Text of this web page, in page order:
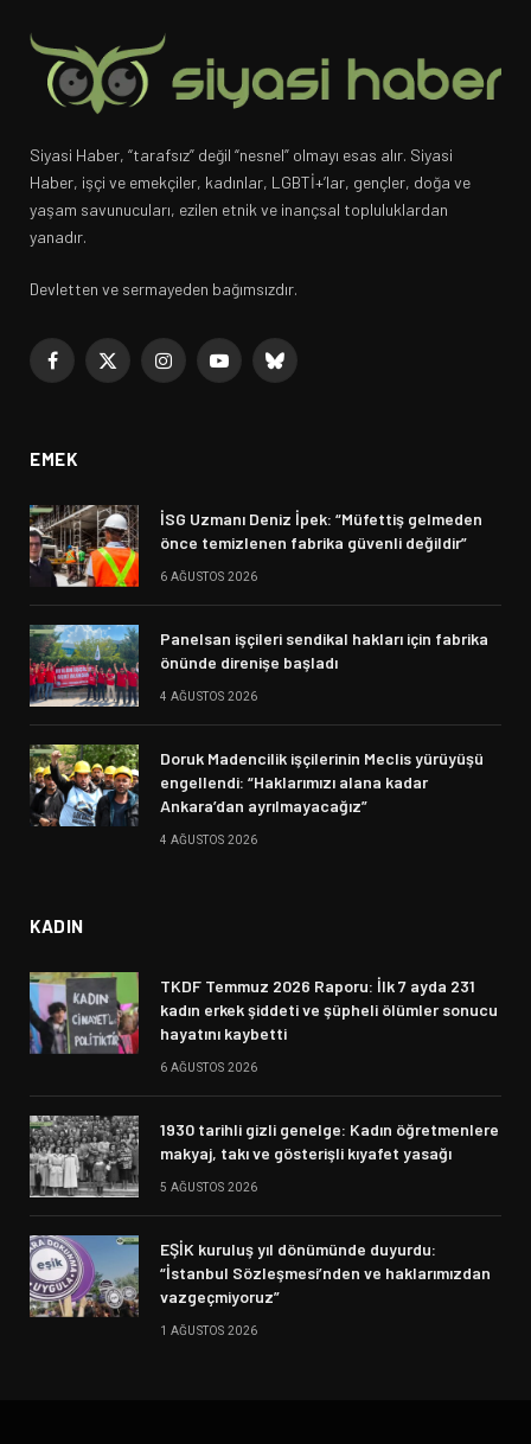
Siyasi Haber, “tarafsız” değil “nesnel” olmayı esas alır. Siyasi
Haber, işçi ve emekçiler, kadınlar, LGBTİ+’lar, gençler, doğa ve
yaşam savunucuları, ezilen etnik ve inançsal topluluklardan
yanadır.
Devletten ve sermayeden bağımsızdır.
Facebook
X
InstagramYouTubeBluesky
EMEK
İSG Uzmanı Deniz İpek: “Müfettiş gelmeden
önce temizlenen fabrika güvenli değildir”
6 AĞUSTOS 2026
Panelsan işçileri sendikal hakları için fabrika
önünde direnişe başladı
4 AĞUSTOS 2026
Doruk Madencilik işçilerinin Meclis yürüyüşü
engellendi: “Haklarımızı alana kadar
Ankara’dan ayrılmayacağız”
4 AĞUSTOS 2026
KADIN
TKDF Temmuz 2026 Raporu: İlk 7 ayda 231
kadın erkek şiddeti ve şüpheli ölümler sonucu
hayatını kaybetti
6 AĞUSTOS 2026
1930 tarihli gizli genelge: Kadın öğretmenlere
makyaj, takı ve gösterişli kıyafet yasağı
5 AĞUSTOS 2026
EŞİK kuruluş yıl dönümünde duyurdu:
“İstanbul Sözleşmesi’nden ve haklarımızdan
vazgeçmiyoruz”
1 AĞUSTOS 2026